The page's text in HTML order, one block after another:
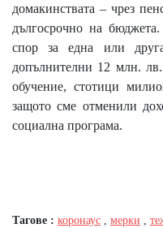
домакинствата – чрез
дългосрочно на
спор за една или
допълнителни 12 млн.
обучение, стотици
защото сме отменили
социална програма.
Тагове : коронаус мерки